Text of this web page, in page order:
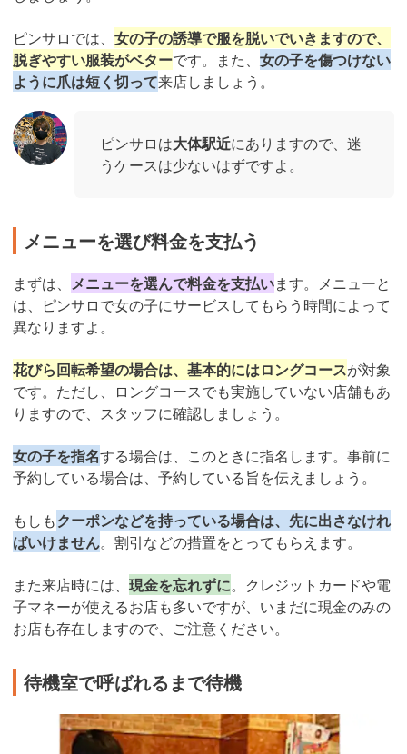
ピンサロでは、 女の子の誘導で服を脱いでいきますので、
脱ぎやすい服装がベターです。また、 女の子を傷つけない
ように爪は短く切って来店しましょう。
ピンサロは大体駅近にありますので、迷
うケースは少ないはずですよ。
メニューを選び料金を支払う
まずは、 メニューを選んで料金を支払います。メニューと
は、ピンサロで女の子にサービスしてもらう時間によって
異なりますよ。
花びら回転希望の場合は、基本的にはロングコースが対象
です。ただし、ロングコースでも実施していない店舗もあ
りますので、スタッフに確認しましょう。
女の子を指名する場合は、このときに指名します。事前に
予約している場合は、予約している旨を伝えましょう。
もしもクーポンなどを持っている場合は、先に出さなけれ
ばいけません。割引などの措置をとってもらえます。
また来店時には、 現金を忘れずに。クレジットカードや電
子マネーが使えるお店も多いですが、いまだに現金のみの
お店も存在しますので、ご注意ください。
待機室で呼ばれるまで待機